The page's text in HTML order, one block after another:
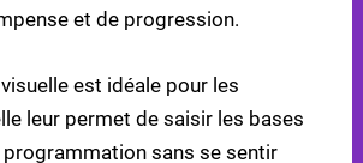
et de progression.
est idéale pour les
leur permet de saisir les bases
sans se sentir